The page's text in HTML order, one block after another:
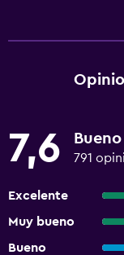
7,6 Bueno
791
Excelente
Muy bueno
Bueno